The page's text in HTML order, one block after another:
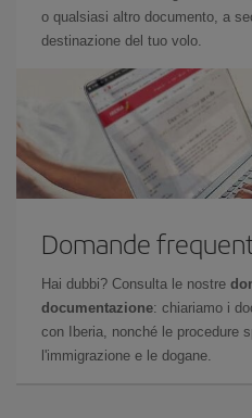
o qualsiasi altro documento, a
destinazione del tuo volo.
Domande
Hai dubbi? Consulta le nostre
documentazione: chiariamo i
con Iberia, nonché le procedure
l'immigrazione e le dogane.